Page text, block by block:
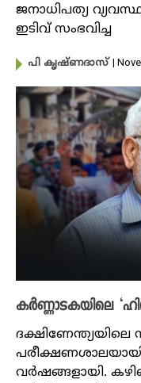
ജനാധിപത്യ
ഇടിവ് സംഭവിച്ച
പി കൃഷ്​ണദാസ് |
കർണ്ണാടകയിലെ‌
ദക്ഷിണേന്ത്യയിലെ
പരീക്ഷണശാലയായി
വർഷങ്ങളായി.